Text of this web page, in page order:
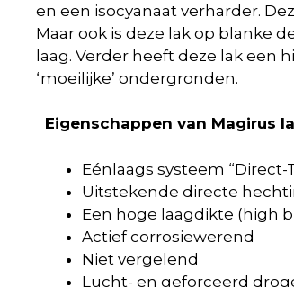
en een isocyanaat verharder.
Maar ook is deze lak op blanke
laag. Verder heeft deze lak een
‘moeilijke’ ondergronden.
Eigenschappen van Magirus
Eénlaags systeem “Direct-
Uitstekende directe
Een hoge laagdikte (high
Actief corrosiewerend
Niet vergelend
Lucht- en geforceerd